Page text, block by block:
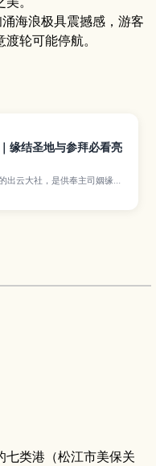
涌海浪极具震撼感，游客
轮可能停航。
缘结圣地与参拜必看亮
出云大社，是供奉主司姻缘的
社，被视为日本代表性的缘结
本殿和神乐殿巨型注连绳、松
七类港（松江市美保关